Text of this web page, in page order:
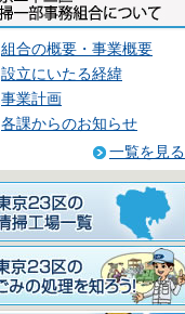
組合の概要・事業概要
設立にいたる経緯
事業計画
各課からのお知らせ
一覧を見る